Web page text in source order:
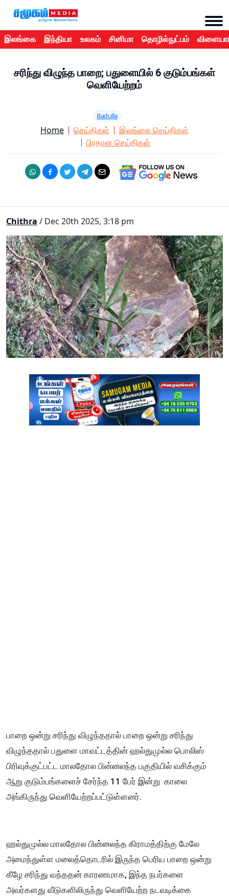
இலங்கை இந்தியா உலகம் சினிமா தொழில்நுட்பம்
சரிந்து விழுந்த பாறை; பதுளையில் 6 குடும்பங்கள்
வெளியேற்றம்
Badulla
Home செய்திகள்
இலங்கை செய்திகள்
பிரதான செய்திகள்
Chithra / Dec 20th 2025, 3:18 pm
பாறை ஒன்று சரிந்து விழுந்ததால் பாறை ஒன்று சரிந்து
விழுந்ததால் பதுளை மாவட்டத்தின் ஹல்துமுல்ல பொலிஸ்
பிரிவுக்குட்பட்ட மாலதோல பின்னலந்த பகுதியில் வசிக்கும்
ஆறு குடும்பங்களைச் சேர்ந்த 11 பேர் இன்று காலை
அங்கிருந்து வெளியேற்றப்பட்டுள்ளனர்.
ஹல்துமுல்ல மாலதோல பின்னலந்த கிராமத்திற்கு மேலே
அமைந்துள்ள மலைத்தொடரில் இருந்த பெரிய பாறை ஒன்று
கீழே சரிந்து வந்ததன் காரணமாக, இந்த நபர்களை
அவர்களது வீடுகளிலிருந்து வெளியேற்ற நடவடிக்கை